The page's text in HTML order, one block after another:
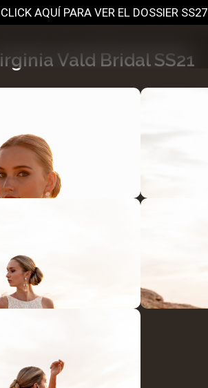
AQUÍ PARA VER EL DOSSIER SS27
Vald Bridal SS21